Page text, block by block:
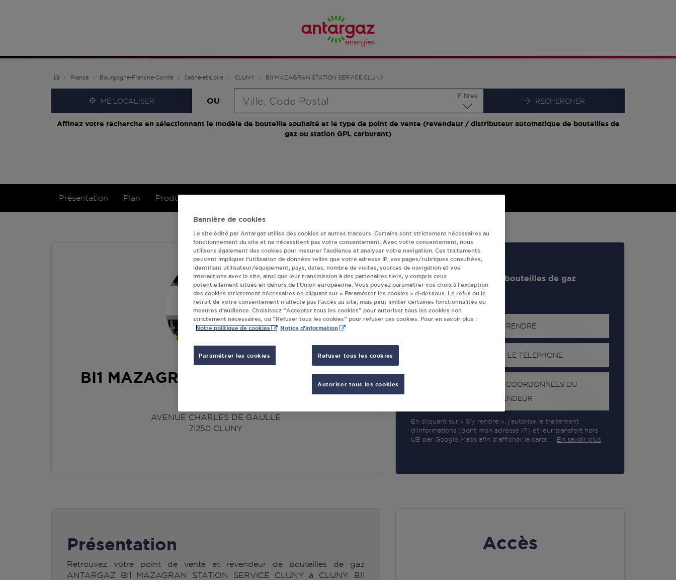
France Bourgogne-Franche-Comté Saône-et-Loire CLUNY BI1 MAZAGRAN STATION SERVICE CLUNY
ME LOCALISER OU
Filtres
RECHERCHER
Affinez votre recherche en sélectionnant le modèle de bouteille souhaité et le type de point de vente (revendeur / distributeur automatique de bouteilles de
gaz ou station GPL carburant)
Présentation Plan Produits
BI1 MAZAGRAN STATION SERVICE
AVENUE CHARLES DE GAULLE
71250 CLUNY
Revendeur de bouteilles de gaz
S'Y RENDRE
AFFICHER LE TÉLÉPHONE
RECEVOIR LES COORDONNÉES DU
REVENDEUR
En cliquant sur « S’y rendre », j’autorise le traitement
d’informations (dont mon adresse IP) et leur transfert hors
UE par Google Maps afin d’afficher la carte.
En savoir plus
Accès
Présentation
Retrouvez votre point de vente et revendeur de bouteilles de gaz
ANTARGAZ BI1 MAZAGRAN STATION SERVICE CLUNY à CLUNY. BI1
Bannière de cookies
Le site édité par Antargaz utilise des cookies et autres traceurs. Certains sont strictement nécessaires au
fonctionnement du site et ne nécessitent pas votre consentement. Avec votre consentement, nous
utilisons également des cookies pour mesurer l’audience et analyser votre navigation. Ces traitements
peuvent impliquer l’utilisation de données telles que votre adresse IP, vos pages/rubriques consultées,
identifiant utilisateur/équipement, pays, dates, nombre de visites, sources de navigation et vos
interactions avec le site, ainsi que leur transmission à des partenaires tiers, y compris ceux
potentiellement situés en dehors de l’Union européenne. Vous pouvez paramétrer vos choix à l’exception
des cookies strictement nécessaires en cliquant sur « Paramétrer les cookies » ci-dessous. Le refus ou le
retrait de votre consentement n’affecte pas l’accès au site, mais peut limiter certaines fonctionnalités ou
mesures d’audience. Choisissez “Accepter tous les cookies” pour autoriser tous les cookies non
strictement nécessaires, ou “Refuser tous les cookies” pour refuser ces cookies. Pour en savoir plus :
Notre politique de cookies Notice d'information
Paramétrer les cookies Refuser tous les cookies
Autoriser tous les cookies